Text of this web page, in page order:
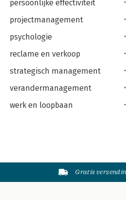
persoonlijke effectiviteit
projectmanagement
psychologie
reclame en verkoop
strategisch management
verandermanagement
werk en loopbaan
Gratis